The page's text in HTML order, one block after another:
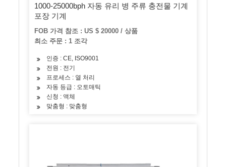
1000-25000bph 자동 유리 병 주류 충전물 기계
포장 기계
FOB 가격 참조 : US $ 20000 / 상품
최소 주문 : 1 조각
인증 : CE, ISO9001
전원 : 전기
프로세스 : 열 처리
자동 등급 : 오토매틱
신청 : 액체
맞춤형 : 맞춤형